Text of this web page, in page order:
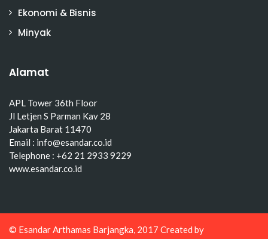
Ekonomi & Bisnis
Minyak
Alamat
APL Tower 36th Floor
Jl Letjen S Parman Kav 28
Jakarta Barat 11470
Email : info@esandar.co.id
Telephone : +62 21 2933 9229
www.esandar.co.id
© Esandar Arthamas Barjangka, 2017 Created by